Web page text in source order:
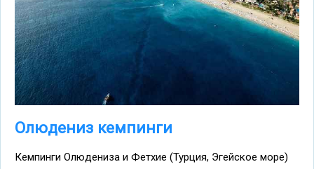
Олюдениз кемпинги
Кемпинги Олюдениза и Фетхие (Турция, Эгейское море)